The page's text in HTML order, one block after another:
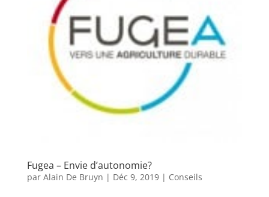
Fugea – Envie d’autonomie?
par Alain De Bruyn | Déc 9, 2019| Conseils